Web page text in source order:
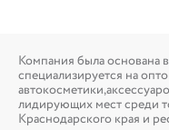
Компания была основана
специализируется на
лидирующих мест среди
Краснодарского края и